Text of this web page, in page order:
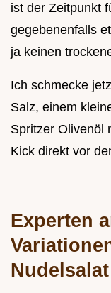
ist der Zeitpunkt
gegebenenfalls
ja keinen
Ich schmecke
Salz, einem
Spritzer Olivenöl
Kick direkt vor
Experten